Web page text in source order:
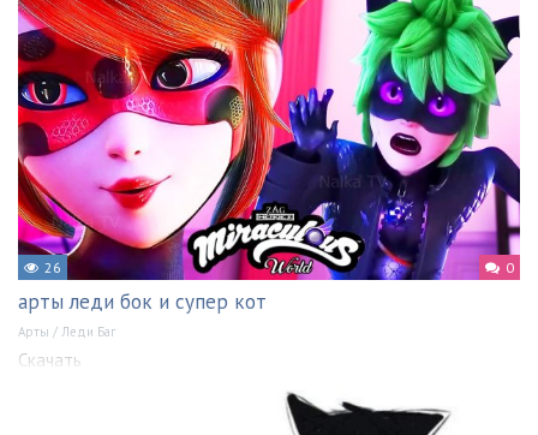
26 0
арты леди бок и супер кот
Арты / Леди Баг
Скачать